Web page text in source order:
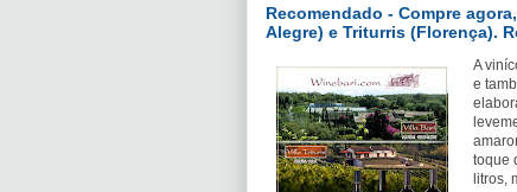
Recomendado - Compre
Alegre) e Triturris (Florença).
A
e
toque
litros,